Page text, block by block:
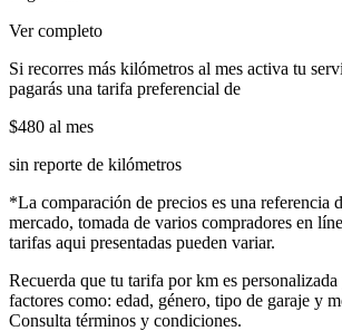
Ver completo
Si recorres más kilómetros al mes activa tu
pagarás una tarifa preferencial de
$480 al mes
sin reporte de kilómetros
*La comparación de precios es una referencia
mercado, tomada de varios compradores en
tarifas aqui presentadas pueden variar.
Recuerda que tu tarifa por km es
factores como: edad, género, tipo de garaje y
Consulta términos y condiciones.